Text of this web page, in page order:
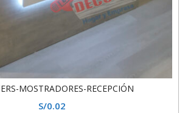
MOSTRADORES-RECEPCIÓN
S/0.02